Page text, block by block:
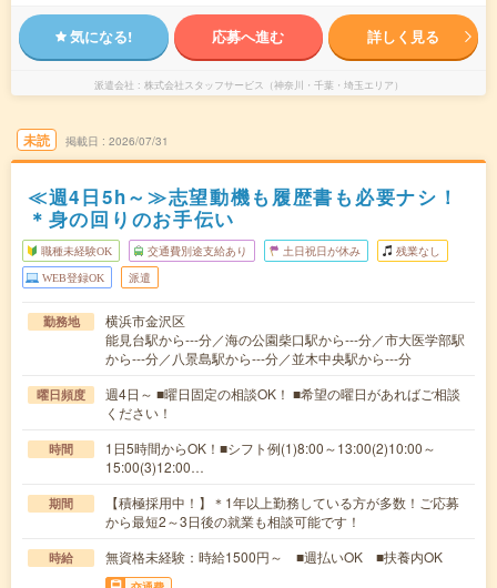
気になる! 応募へ進む 詳しく見る
派遣会社 株式会社スタッフサービス（神奈川・千葉・埼玉エリア）
未読 掲載日 2026/07/31
≪週4日5h～≫志望動機も履歴書も必要ナシ！
＊身の回りのお手伝い
職種未経験OK 交通費別途支給あり 土日祝日が休み 残業なし
WEB登録OK 派遣
勤務地
横浜市金沢区
能見台駅から---分／海の公園柴口駅から---分／市大医学部駅
から---分／八景島駅から---分／並木中央駅から---分
曜日頻度
週4日～ ■曜日固定の相談OK！ ■希望の曜日があればご相談
ください！
時間
1日5時間からOK！■シフト例(1)8:00～13:00(2)10:00～
15:00(3)12:00…
期間
【積極採用中！】＊1年以上勤務している方が多数！ご応募
から最短2～3日後の就業も相談可能です！
時給 無資格未経験：時給1500円～ ■週払いOK ■扶養内OK